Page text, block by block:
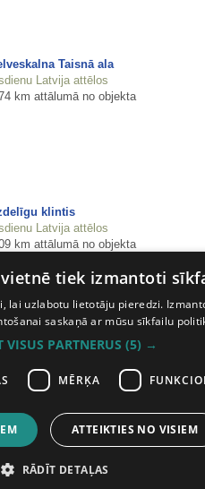
Taisnā ala
Latvija attēlos
km attālumā no objekta
klintis
Latvija attēlos
km attālumā no objekta
ūdenskritums Bezdelīgu
Latvija attēlos
km attālumā no objekta
Latvija attēlos
km attālumā no objekta
1 2
tiek izmantoti
lai uzlabotu lietotāju pieredzi.
saskaņā ar mūsu sīkfailu
VISUS PARTNERUS (5) →
MĒRĶA
ATTEIKTIES NO VISIEM
RĀDĪT DETAĻAS